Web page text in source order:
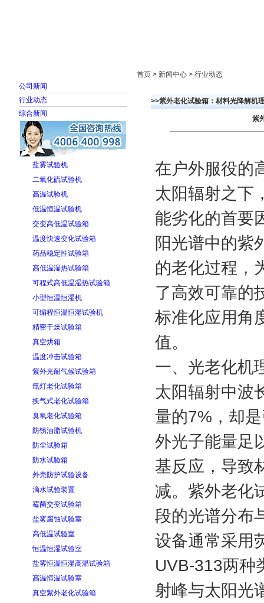
公司新闻
行业动态
综合新闻
盐雾试验机
二氧化硫试验机
高温试验机
低温恒温试验机
交变高低温试验箱
温度快速变化试验箱
药品稳定性试验箱
高低温湿热试验箱
可程式高低温湿热试验箱
小型恒温恒湿机
可编程恒温恒湿试验机
精密干燥试验箱
真空烘箱
温度冲击试验箱
紫外光耐气候试验箱
氙灯老化试验箱
换气式老化试验箱
臭氧老化试验箱
防锈油脂试验机
防尘试验箱
防水试验箱
外壳防护试验设备
滴水试验装置
霉菌交变试验箱
盐雾腐蚀试验室
高低温试验室
恒温恒湿试验室
盐雾恒温恒湿高温试验箱
高温恒温试验室
真空紫外老化试验箱
首页 > 新闻中心 > 行业动态
>>紫外老化试验箱：材料光降解机
紫
在户外服役的
太阳辐射之下
能劣化的首要
阳光谱中的紫
的老化过程，
了高效可靠的
标准化应用角
值。
一、光老化机
太阳辐射中波
量的7%，却
外光子能量足
基反应，导致
减。紫外老化
段的光谱分布
设备通常采用
UVB-313两种
射峰与太阳光